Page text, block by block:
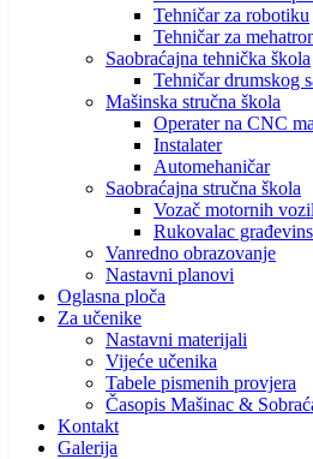
Tehničar za robotiku
Tehničar za
Saobraćajna tehnička škola
Tehničar drumskog
Mašinska stručna škola
Operater na CNC
Instalater
Automehaničar
Saobraćajna stručna škola
Vozač motornih
Rukovalac
Vanredno obrazovanje
Nastavni planovi
Oglasna ploča
Za učenike
Nastavni materijali
Vijeće učenika
Tabele pismenih provjera
Časopis Mašinac &
Kontakt
Galerija